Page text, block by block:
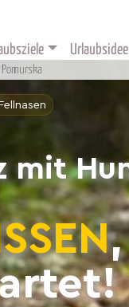
Pomurska
mit